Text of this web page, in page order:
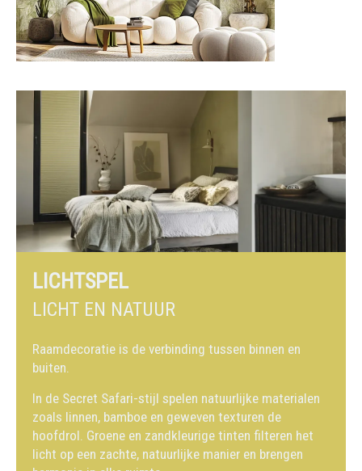
LICHTSPEL
LICHT EN NATUUR
Raamdecoratie is de verbinding tussen binnen en
buiten.
In de Secret Safari-stijl spelen natuurlijke materialen
zoals linnen, bamboe en geweven texturen de
hoofdrol. Groene en zandkleurige tinten filteren het
licht op een zachte, natuurlijke manier en brengen